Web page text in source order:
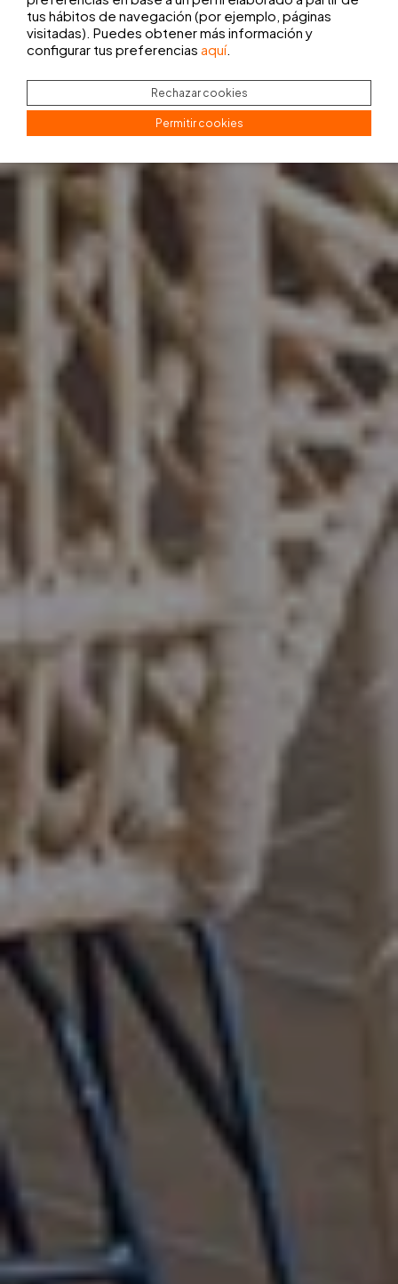
tus hábitos de navegación (por ejemplo, páginas
visitadas). Puedes obtener más información y
configurar tus preferencias aquí.
Rechazar cookies
Permitir cookies